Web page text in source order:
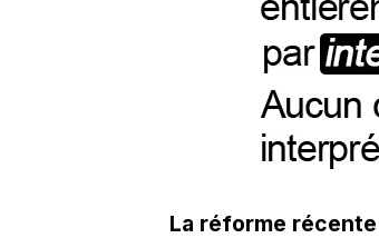
La réforme